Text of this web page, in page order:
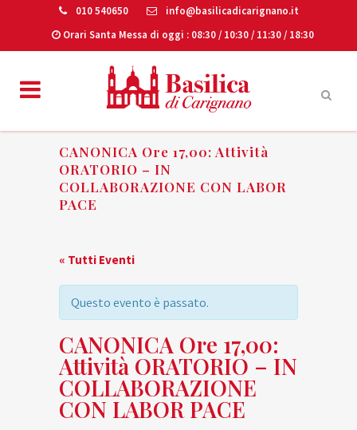
010 540650
info@basilicadicarignano.it
Orari Santa Messa di oggi : 08:30 / 10:30 / 11:30 / 18:30
CANONICA Ore 17,00: Attività
ORATORIO – IN
COLLABORAZIONE CON LABOR
PACE
« Tutti Eventi
Questo evento è passato.
CANONICA Ore 17,00:
Attività ORATORIO – IN
COLLABORAZIONE
CON LABOR PACE